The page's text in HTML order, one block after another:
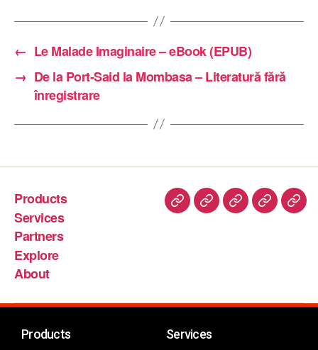
← Le Malade Imaginaire – eBook (EPUB)
→ De la Port-Said la Mombasa – Literatură fără
înregistrare
Products
Services
Partners
Explore
About
Products Services